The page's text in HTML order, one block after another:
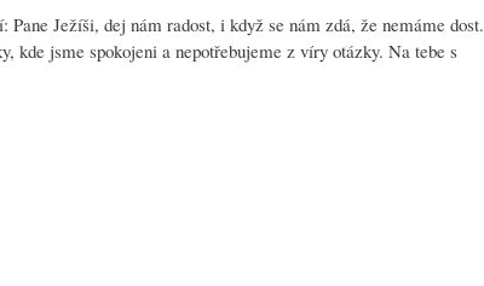
Ježíši, dej nám radost, i když se nám zdá, že nemáme dost.
jsme spokojeni a nepotřebujeme z víry otázky. Na tebe s